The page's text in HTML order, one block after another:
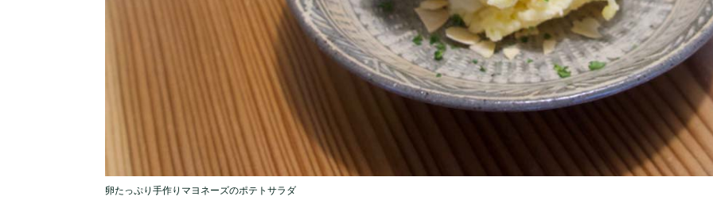
卵たっぷり手作りマヨネーズのポテトサラダ